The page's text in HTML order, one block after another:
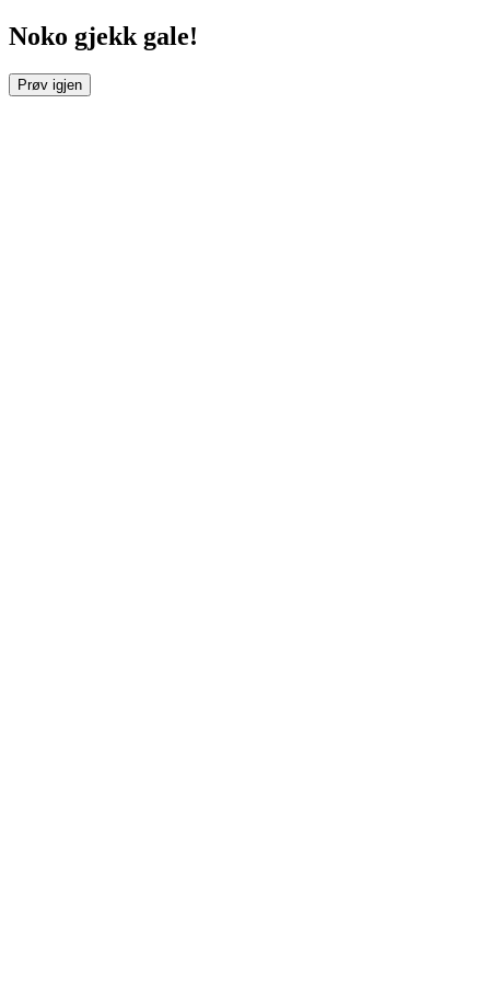
Noko gjekk gale!
Prøv igjen